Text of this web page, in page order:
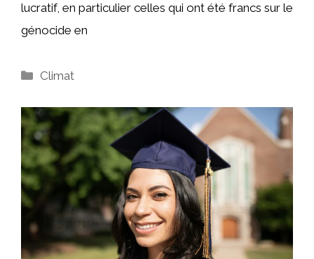
lucratif, en particulier celles qui ont été francs sur le
génocide en
Catégories
Climat